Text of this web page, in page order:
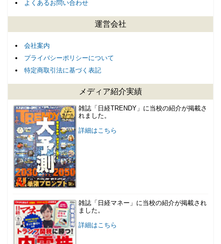
よくあるお問い合わせ
運営会社
会社案内
プライバシーポリシーについて
特定商取引法に基づく表記
メディア紹介実績
雑誌「日経TRENDY」に当校の紹介が掲載さ
れました。
詳細はこちら
雑誌「日経マネー」に当校の紹介が掲載され
ました。
詳細はこちら